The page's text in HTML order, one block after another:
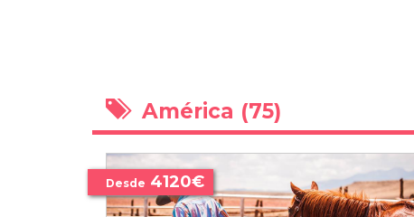
América (75)
Desde 4120€